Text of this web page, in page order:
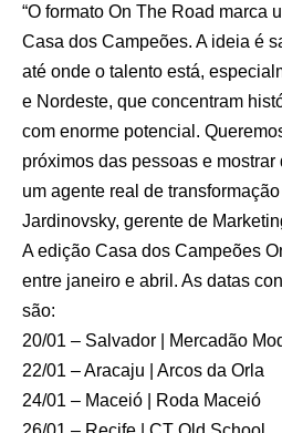
“O formato On The Road marca
Casa dos Campeões. A ideia é
até onde o talento está,
e Nordeste, que concentram
com enorme potencial.
próximos das pessoas e
um agente real de
Jardinovsky, gerente de
A edição Casa dos Campeões
entre janeiro e abril. As datas
são:
20/01 – Salvador | Mercadão
22/01 – Aracaju | Arcos da Orla
24/01 – Maceió | Roda Maceió